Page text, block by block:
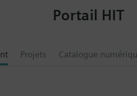
Projets Catalogue
Portail HIT